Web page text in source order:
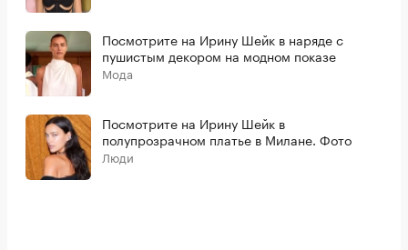
Посмотрите на Ирину Шейк в наряде с
пушистым декором на модном показе
Мода
Посмотрите на Ирину Шейк в
полупрозрачном платье в Милане. Фото
Люди